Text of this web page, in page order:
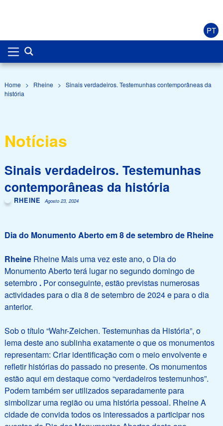
PT
Home > Rheine > Sinais verdadeiros. Testemunhas contemporâneas da
história
Notícias
Sinais verdadeiros. Testemunhas
contemporâneas da história
RHEINE Agosto 23, 2024
Dia do Monumento Aberto em 8 de setembro de Rheine
RheineRheine Mais uma vez este ano, o Dia do
Monumento Aberto terá lugar no segundo domingo de
setembro .Por conseguinte, estão previstas numerosas
actividades para o dia 8 de setembro de 2024 e para o dia
anterior.
Sob o título “Wahr-Zeichen. Testemunhas da História”, o
lema deste ano sublinha exatamente o que os monumentos
representam: Criar identificação com o meio envolvente e
refletir histórias do passado no presente. Os monumentos
estão aqui em destaque como “verdadeiros testemunhos”.
Podem também ser utilizados separadamente para
simbolizar uma região ou uma história pessoal. Rheine A
cidade de convida todos os interessados a participar nos